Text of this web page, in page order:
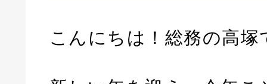
こんにちは！総務の高塚